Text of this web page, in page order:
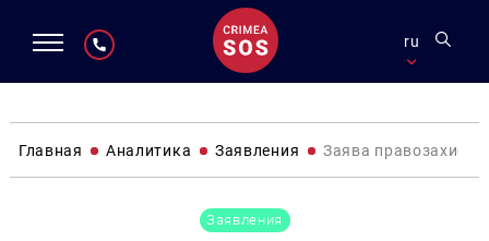
ru
Главная Аналитика Заявления Заява
Заявления